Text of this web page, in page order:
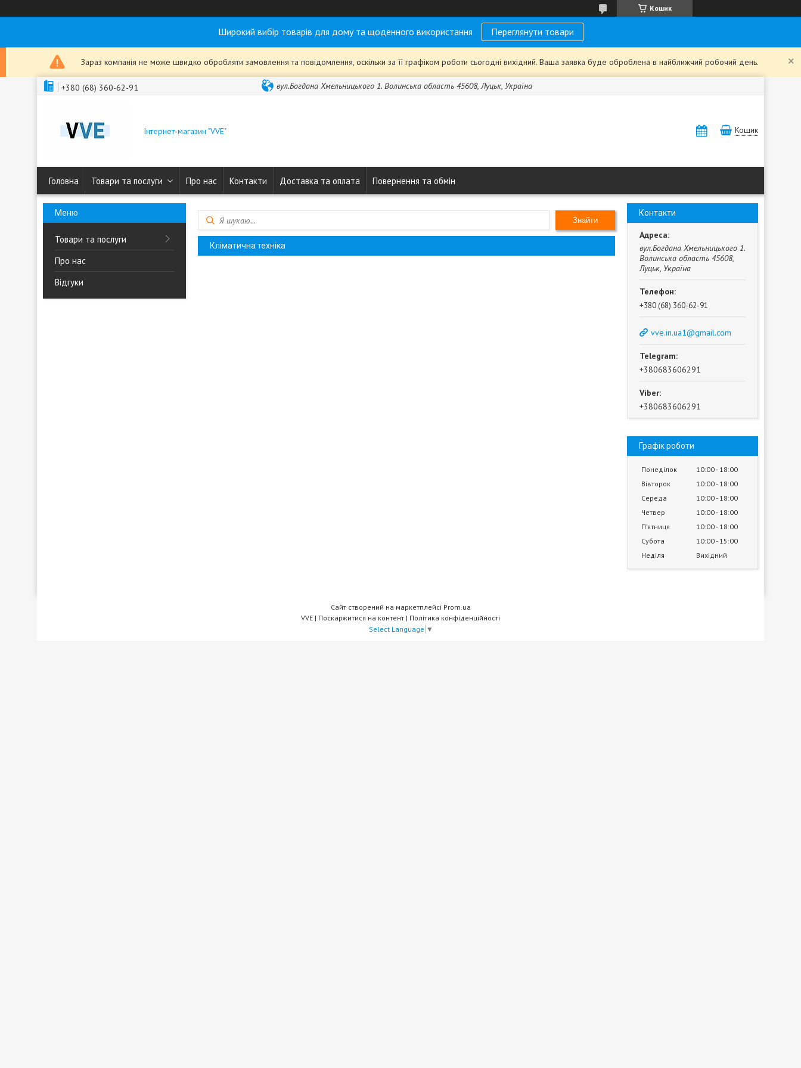
Кошик
Широкий вибір товарів для дому та щоденного використання Переглянути товари
Зараз компанія не може швидко обробляти замовлення та повідомлення, оскільки за її графіком роботи сьогодні вихідний. Ваша заявка буде оброблена в найближчий робочий день.
+380 (68) 360-62-91 вул.Богдана Хмельницького 1. Волинська область 45608, Луцьк, Україна
Інтернет-магазин "VVE" Кошик
Головна Товари та послуги Про нас Контакти Доставка та оплата Повернення та обмін
Товари та послуги
Про нас
Відгуки
Знайти
Кліматична техніка
Контакти
вул.Богдана Хмельницького 1.
Волинська область 45608,
Луцьк, Україна
+380 (68) 360-62-91
vve.in.ua1@gmail.com
+380683606291
+380683606291
Графік роботи
Понеділок 10:00 18:00
Вівторок
10:00 18:00
Середа
10:00 18:00
Четвер
10:00 18:00
Пʼятниця
10:00 18:00
Субота
10:00 15:00
Неділя
Вихідний
Сайт створений на маркетплейсі Prom.ua
VVE | Поскаржитися на контент | Політика конфіденційності
Select Language ▼